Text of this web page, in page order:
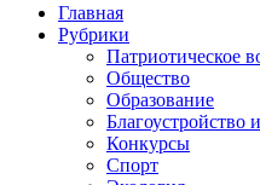
Промотать
содержимому
Главная
Рубрики
Патриотическое
Общество
Образование
Конкурсы
Спорт